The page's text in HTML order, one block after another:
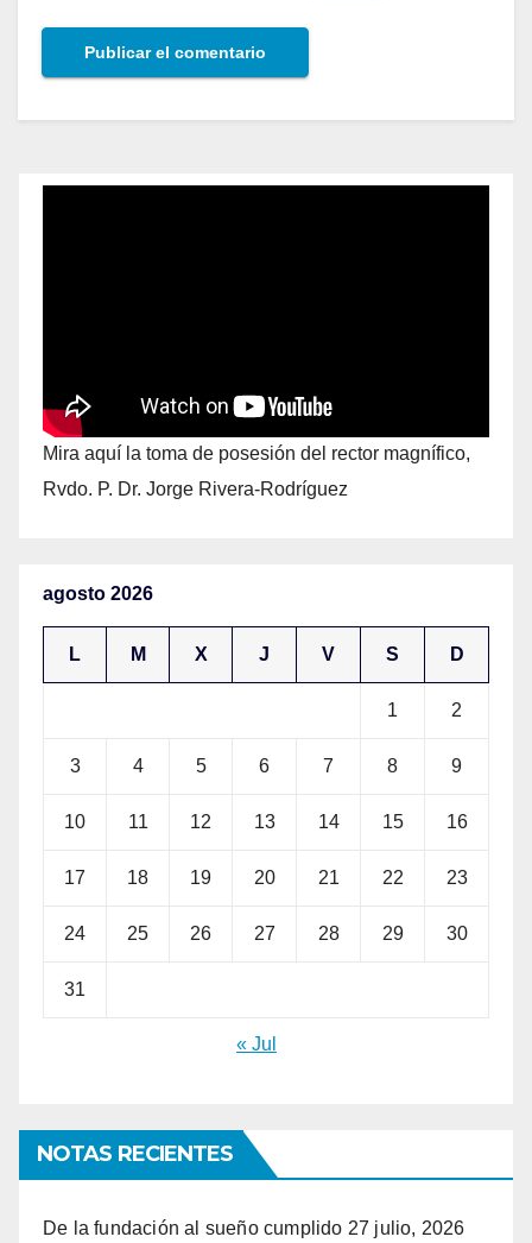
Mira aquí la toma de posesión del rector magnífico,
Rvdo. P. Dr. Jorge Rivera-Rodríguez
agosto 2026
L M X J V S D
1 2
3 4 5 6 7 8 9
10 11 12 13 14 15 16
17 18 19 20 21 22 23
24 25 26 27 28 29 30
31
« Jul
NOTAS RECIENTES
De la fundación al sueño cumplido 27 julio, 2026